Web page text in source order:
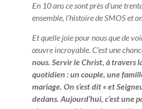
En 10 ans ce sont près d’une
ensemble, l’histoire de SMOS et
Et quelle joie pour nous que de
œuvre incroyable. C’est une
nous. Servir le Christ, à travers
quotidien : un couple, une
mariage. On s’est dit « et
dedans. Aujourd’hui, c’est une